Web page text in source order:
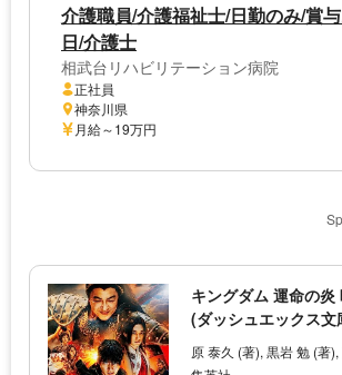
介護職員/介護福祉士/日勤のみ/賞
日/介護士
相武台リハビリテーション病院
正社員
神奈川県
月給～19万円
キングダム 運命の
(ダッシュエックス文
原 泰久 (著), 黒岩 勉 (著